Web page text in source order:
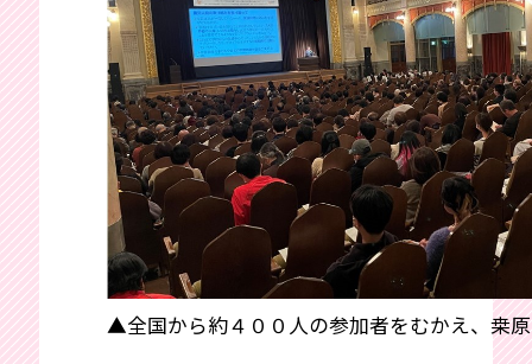
▲全国から約４００人の参加者をむかえ、桒